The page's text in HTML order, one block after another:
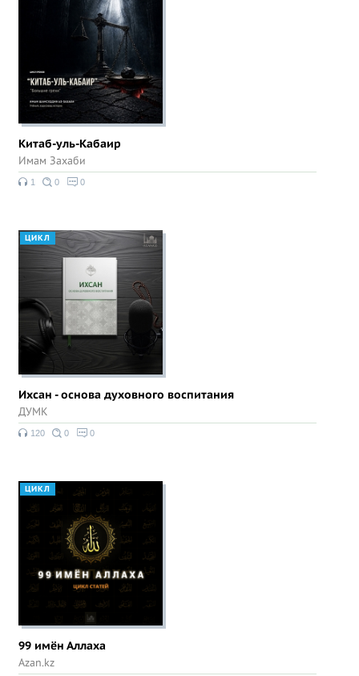
Китаб-уль-Кабаир
Имам Захаби
1 0 0
ЦИКЛ
Ихсан - основа духовного воспитания
ДУМК
120 0 0
ЦИКЛ
99 имён Аллаха
Azan.kz